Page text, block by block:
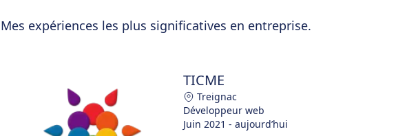
Mes expériences les plus significatives en entreprise.
TICME
Treignac
Développeur web
Juin 2021 - aujourd’hui